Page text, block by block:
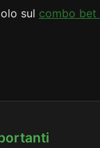
sul combo bet